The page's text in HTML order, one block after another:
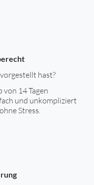
hast?
14 Tagen
und unkompliziert
Stress.